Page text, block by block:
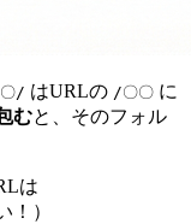
/ はURLの /〇〇 に
むと、そのフォル
は
！）